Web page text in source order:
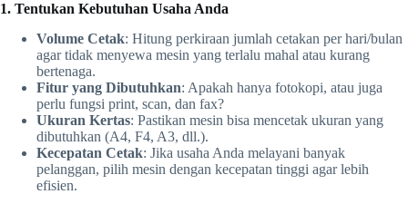
1. Tentukan Kebutuhan Usaha Anda
Volume Cetak: Hitung perkiraan jumlah cetakan per hari/bulan
agar tidak menyewa mesin yang terlalu mahal atau kurang
bertenaga.
Fitur yang Dibutuhkan: Apakah hanya fotokopi, atau juga
perlu fungsi print, scan, dan fax?
Ukuran Kertas: Pastikan mesin bisa mencetak ukuran yang
dibutuhkan (A4, F4, A3, dll.).
Kecepatan Cetak: Jika usaha Anda melayani banyak
pelanggan, pilih mesin dengan kecepatan tinggi agar lebih
efisien.